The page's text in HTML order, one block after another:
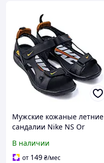
Мужские кожаные летние
сандалии Nike NS Or
В наличии
от 149₴/мес